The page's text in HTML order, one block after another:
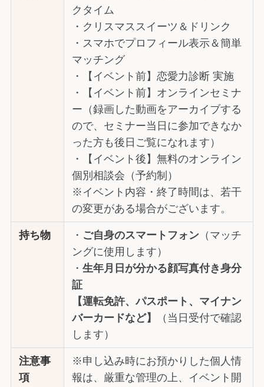
クタイム
・クリスマススイーツ＆ドリンク
・スマホでプロフィール表示＆簡単
マッチング
・【イベント前】恋愛力診断 実施
・【イベント前】オンラインセミナ
ー（録画した動画をアーカイブする
ので、セミナー当日に参加できなか
った方も後日ご覧になれます）
・【イベント後】無料のオンライン
個別相談会（予約制）
※イベント内容・終了時間は、若干
の変更がある場合がございます。
持ち物 ・ ご自身のスマートフォン （マッチ
ングに使用します）
・生年月日が分かる顔写真付き身分
証
【運転免許、パスポート、マイナン
バーカードなど】
（当日受付で確認
します）
注意事
項
※申し込み時にお預かりした個人情
報は、厳重な管理の上、イベント開